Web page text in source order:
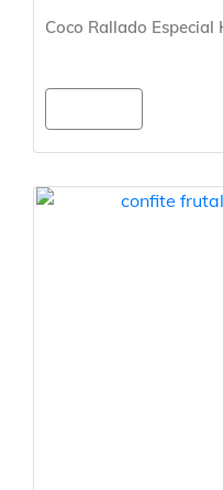
Coco Rallado Especial